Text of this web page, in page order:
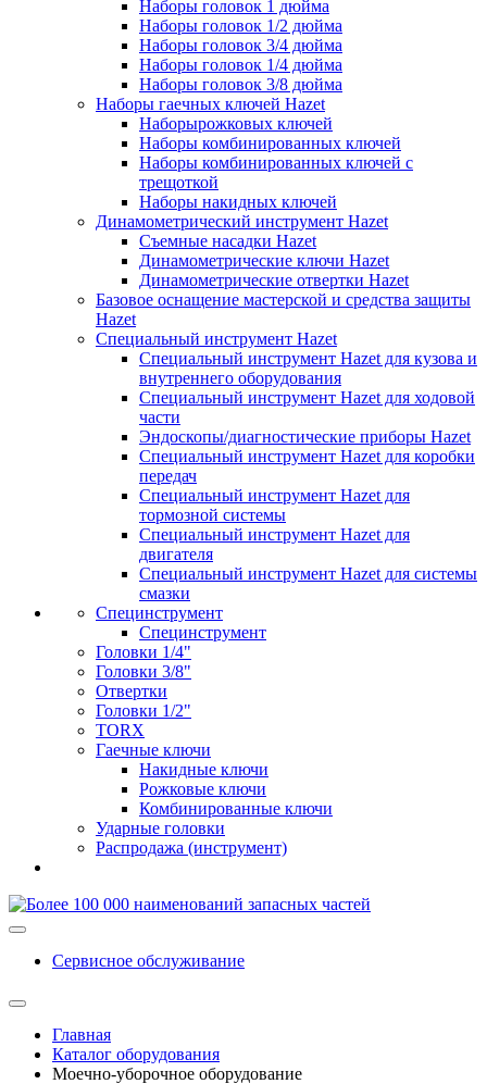
Наборы головок 1 дюйма
Наборы головок 1/2 дюйма
Наборы головок 3/4 дюйма
Наборы головок 1/4 дюйма
Наборы головок 3/8 дюйма
Наборы гаечных ключей Hazet
Наборырожковых ключей
Наборы комбинированных ключей
Наборы комбинированных ключей с
трещоткой
Наборы накидных ключей
Динамометрический инструмент Hazet
Съемные насадки Hazet
Динамометрические ключи Hazet
Динамометрические отвертки Hazet
Базовое оснащение мастерской и средства защиты
Hazet
Специальный инструмент Hazet
Специальный инструмент Hazet для кузова и
внутреннего оборудования
Специальный инструмент Hazet для ходовой
части
Эндоскопы/диагностические приборы Hazet
Специальный инструмент Hazet для коробки
передач
Специальный инструмент Hazet для
тормозной системы
Специальный инструмент Hazet для
двигателя
Специальный инструмент Hazet для системы
смазки
Специнструмент
Специнструмент
Головки 1/4"
Головки 3/8"
Отвертки
Головки 1/2"
TORX
Гаечные ключи
Накидные ключи
Рожковые ключи
Комбинированные ключи
Ударные головки
Распродажа (инструмент)
Сервисное обслуживание
Главная
Каталог оборудования
Моечно-уборочное оборудование